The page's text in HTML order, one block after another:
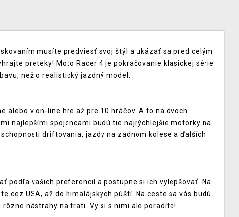
musíte predviesť svoj štýl a ukázať sa pred celým
preteky! Moto Racer 4 je pokračovanie klasickej série
než o realistický jazdný model.
alebo v on-line hre až pre 10 hráčov. A to na dvoch
najlepšími spojencami budú tie najrýchlejšie motorky na
driftovania, jazdy na zadnom kolese a ďalších
podľa vašich preferencií a postupne si ich vylepšovať. Na
cez USA, až do himalájskych púští. Na ceste sa vás budú
nástrahy na trati. Vy si s nimi ale poradíte!